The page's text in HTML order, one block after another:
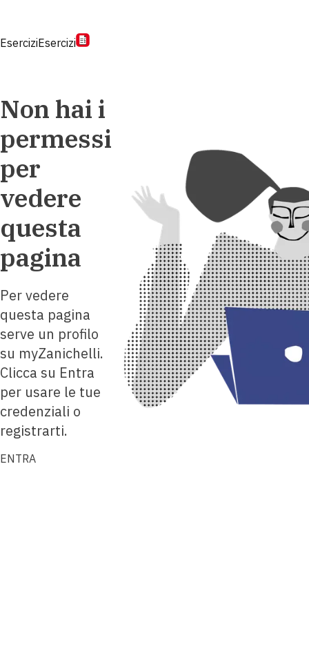
EserciziEsercizi
Non hai i
permessi
per
vedere
questa
pagina
Per vedere
questa pagina
serve un profilo
su myZanichelli.
Clicca su Entra
per usare le tue
credenziali o
registrarti.
ENTRA